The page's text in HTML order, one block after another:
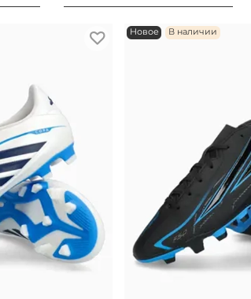
Новое В наличии